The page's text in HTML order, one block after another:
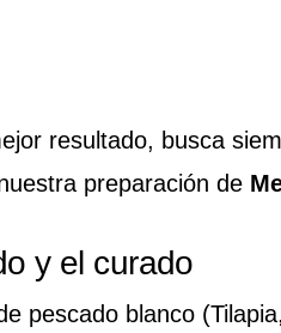
resultado, busca
preparación de
y el curado
pescado blanco